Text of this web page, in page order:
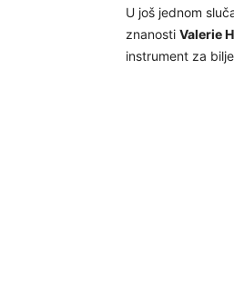
U još jednom
znanosti Valerie
instrument za